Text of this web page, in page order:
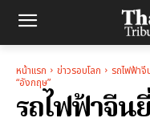
หน้าแรก ข่าวรอบโลก
รถไฟฟ้า
“อังกฤษ”
รถไฟฟ้าจีน